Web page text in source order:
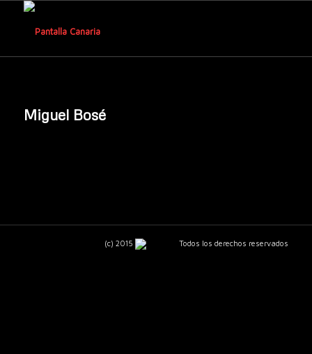
Miguel Bosé
(c) 2015 Todos los derechos reservados